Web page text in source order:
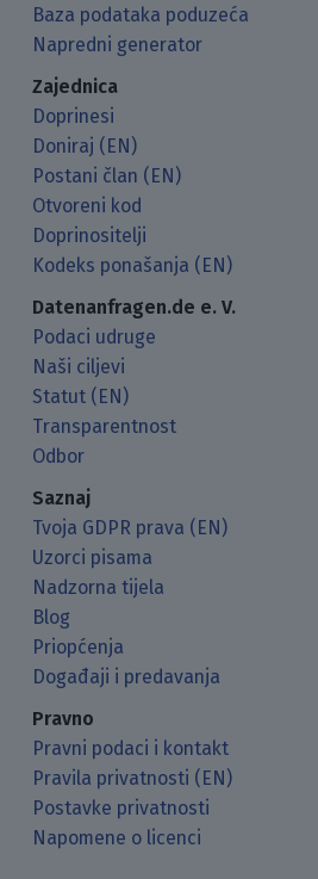
Baza podataka poduzeća
Napredni generator
Zajednica
Doprinesi
Doniraj (EN)
Postani član (EN)
Otvoreni kod
Doprinositelji
Kodeks ponašanja (EN)
Datenanfragen.de e. V.
Podaci udruge
Naši ciljevi
Statut (EN)
Transparentnost
Odbor
Saznaj
Tvoja GDPR prava (EN)
Uzorci pisama
Nadzorna tijela
Blog
Priopćenja
Događaji i predavanja
Pravno
Pravni podaci i kontakt
Pravila privatnosti (EN)
Postavke privatnosti
Napomene o licenci